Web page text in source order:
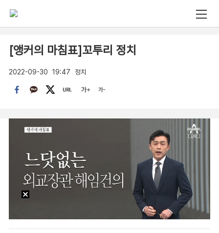
[앵커의 마침표]꼬투리 정치
2022-09-30 19:47 정치